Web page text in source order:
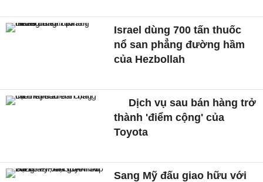
Israel dùng 700 tấn thuốc
nổ san phẳng đường hầm
của Hezbollah
Dịch vụ sau bán hàng trở
thành 'điểm cộng' của
Toyota
Sang Mỹ đấu giao hữu với